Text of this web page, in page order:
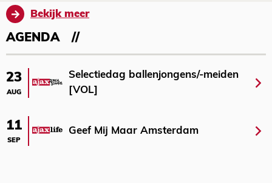
Bekijk meer
AGENDA
23
AUG
Selectiedag ballenjongens/-meiden
[VOL]
11
SEP
Geef Mij Maar Amsterdam